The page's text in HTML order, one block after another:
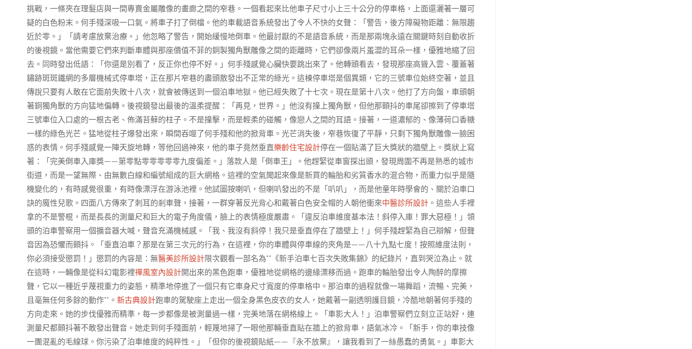
挑戰，一條夾在理髮店與一間專賣金屬雕像的畫廊之間的窄巷。一個看起來比他車子尺寸小上三十公分的停車格，上面還灑著一層可
疑的白色粉末。何手殘深吸一口氣。將車子打了倒檔。他的車載語音系統發出了令人不快的女聲：「警告，後方障礙物距離：無限趨
近於零。」「請考慮放棄治療。」他忽略了警告，開始緩慢地倒車。他最討厭的不是語音系統，而是那兩塊永遠在關鍵時刻自動收折
的後視鏡。當他需要它們來判斷車體與那座價值不菲的銅製獨角獸雕像之間的距離時，它們卻像兩片羞澀的耳朵一樣，優雅地縮了回
去。同時發出低語：「你還是別看了，反正你也停不好。」何手殘感覺心臟快要跳出來了。他轉頭看去，發現那座高聳入雲、覆蓋著
鏽跡斑斑鐵網的多層機械式停車塔，正在那片窄巷的盡頭散發出不正常的綠光。這棟停車塔是個異類，它的三號車位始終空著，並且
傳說只要有人敢在它面前失敗十八次，就會被傳送到一個泊車地獄。他已經失敗了十七次。現在是第十八次。他打了方向盤，車頭朝
著銅獨角獸的方向猛地偏轉。後視鏡發出最後的溫柔提醒：「再見，世界。」他沒有撞上獨角獸，但他那顫抖的車尾卻擦到了停車塔
三號車位入口處的一根古老、佈滿苔蘚的柱子。不是撞擊，而是輕柔的碰觸，像戀人之間的耳語。接著，一道濃郁的、像薄荷口香糖
一樣的綠色光芒。猛地從柱子爆發出來，瞬間吞噬了何手殘和他的掀背車。光芒消失後，窄巷恢復了平靜，只剩下獨角獸雕像一臉困
惑的表情。何手殘感覺一陣天旋地轉，等他回過神來，他的車子竟然垂直樂齡住宅設計停在一個貼滿了巨大獎狀的牆壁上。獎狀上寫
著：「完美倒車入庫獎——第零點零零零零零九度偏差。」落款人是「倒車王」。他趕緊從車窗探出頭，發現周圍不再是熟悉的城市
街道，而是一望無際、由無數白線和編號組成的巨大網格。這裡的空氣聞起來像是新買的輪胎和劣質香水的混合物，而重力似乎是隨
機變化的，有時感覺很重，有時像漂浮在游泳池裡。他試圖按喇叭，但喇叭發出的不是「叭叭」，而是他童年時學會的、關於泊車口
訣的魔性兒歌。四面八方傳來了刺耳的剎車聲，接著，一群穿著反光背心和戴著白色安全帽的人朝他衝來中醫診所設計 。這些人手裡
拿的不是警棍，而是長長的測量尺和巨大的電子角度儀，臉上的表情極度嚴肅。「違反泊車維度基本法！斜停入庫！罪大惡極！」領
頭的泊車警察用一個擴音器大喊，聲音充滿機械感。「我、我沒有斜停！我只是垂直停在了牆壁上！」何手殘趕緊為自己辯解，但聲
音因為恐懼而顫抖。「垂直泊車？那是在第三次元的行為，在這裡，你的車體與停車線的夾角是——八十九點七度！按照維度法則，
你必須接受懲罰！」懲罰的內容是：無醫美診所設計限次觀看一部名為**《新手泊車七百次失敗集錦》的紀錄片，直到哭泣為止。就
在這時，一輛像是從科幻電影裡禪風室內設計開出來的黑色跑車，優雅地從網格的邊緣漂移而過。跑車的輪胎發出令人陶醉的摩擦
聲，它以一種近乎蔑視重力的姿態，精準地停進了一個只有它車身尺寸寬度的停車格中。那泊車的過程就像一場舞蹈，流暢、完美，
且毫無任何多餘的動作**。 新古典設計跑車的駕駛座上走出一個全身黑色皮衣的女人，她戴著一副透明護目鏡，冷酷地朝著何手殘的
方向走來。她的步伐優雅而精準，每一步都像是被測量過一樣，完美地落在網格線上。「車影大人！」泊車警察們立刻立正站好，連
測量尺都顫抖著不敢發出聲音。她走到何手殘面前，輕蔑地掃了一眼他那輛垂直貼在牆上的掀背車，語氣冰冷。「新手，你的車技像
一團混亂的毛線球。你污染了泊車維度的純粹性。」「但你的後視鏡貼紙——『永不放棄』，讓我看到了一絲愚蠢的勇氣。」車影大